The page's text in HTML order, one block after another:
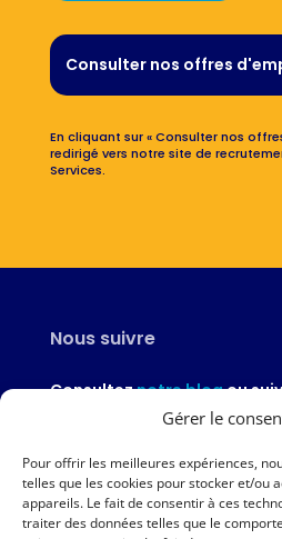
Gérer le
Pour offrir les meilleures expériences,
telles que les cookies pour stocker et/ou
appareils. Le fait de consentir à ces
traiter des données telles que le
Consulter nos offres
En cliquant sur « Consulter nos
redirigé vers notre site de
Services.
Nous suivre
Consulteznotre blogou
Nous contacter